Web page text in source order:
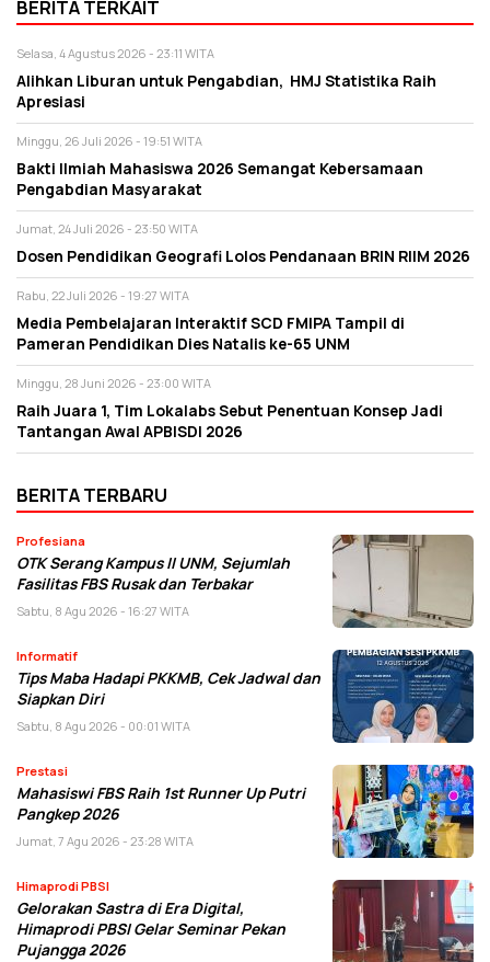
BERITA TERKAIT
Selasa, 4 Agustus 2026 - 23:11 WITA
Alihkan Liburan untuk Pengabdian, HMJ Statistika Raih
Apresiasi
Minggu, 26 Juli 2026 - 19:51 WITA
Bakti Ilmiah Mahasiswa 2026 Semangat Kebersamaan
Pengabdian Masyarakat
Jumat, 24 Juli 2026 - 23:50 WITA
Dosen Pendidikan Geografi Lolos Pendanaan BRIN RIIM 2026
Rabu, 22 Juli 2026 - 19:27 WITA
Media Pembelajaran Interaktif SCD FMIPA Tampil di
Pameran Pendidikan Dies Natalis ke-65 UNM
Minggu, 28 Juni 2026 - 23:00 WITA
Raih Juara 1, Tim Lokalabs Sebut Penentuan Konsep Jadi
Tantangan Awal APBISDI 2026
BERITA TERBARU
Profesiana
OTK Serang Kampus II UNM, Sejumlah
Fasilitas FBS Rusak dan Terbakar
Sabtu, 8 Agu 2026 - 16:27 WITA
Informatif
Tips Maba Hadapi PKKMB, Cek Jadwal dan
Siapkan Diri
Sabtu, 8 Agu 2026 - 00:01 WITA
Prestasi
Mahasiswi FBS Raih 1st Runner Up Putri
Pangkep 2026
Jumat, 7 Agu 2026 - 23:28 WITA
Himaprodi PBSI
Gelorakan Sastra di Era Digital,
Himaprodi PBSI Gelar Seminar Pekan
Pujangga 2026